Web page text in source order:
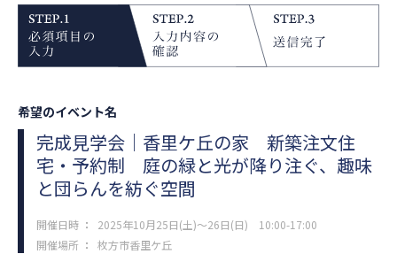
希望のイベント名
完成見学会｜香里ケ丘の家
新築注文住
宅・予約制
庭の緑と光が降り注ぐ、趣味
と団らんを紡ぐ空間
開催日時 ：
2025年10月25日(土)～26日(日) 10:00-17:00
開催場所 ： 枚方市香里ケ丘